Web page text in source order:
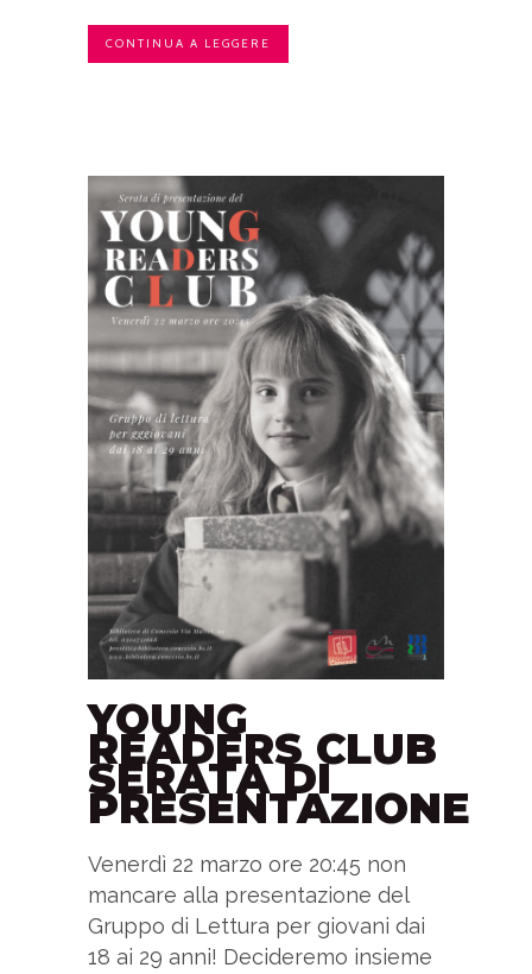
CONTINUA A LEGGERE
YOUNG
READERS CLUB
SERATA DI
PRESENTAZIONE
Venerdì 22 marzo ore 20:45 non
mancare alla presentazione del
Gruppo di Lettura per giovani dai
18 ai 29 anni! Decideremo insieme